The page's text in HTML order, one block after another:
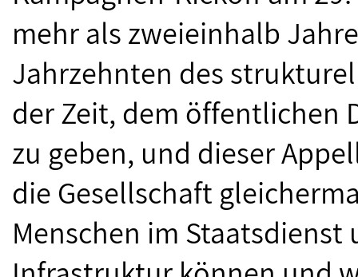
mehr als zweieinhalb
Jahrzehnten des
der Zeit, dem öffentlichen
zu geben, und dieser
die Gesellschaft
Menschen im